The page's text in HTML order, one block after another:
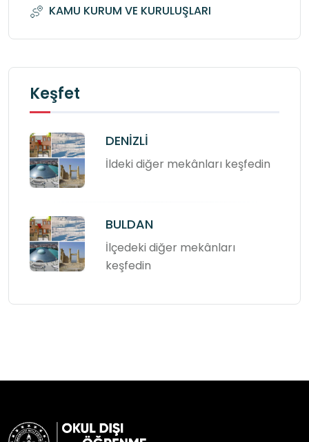
KAMU KURUM VE KURULUŞLARI
Keşfet
DENİZLİ
İldeki diğer mekânları keşfedin
BULDAN
İlçedeki diğer mekânları
keşfedin